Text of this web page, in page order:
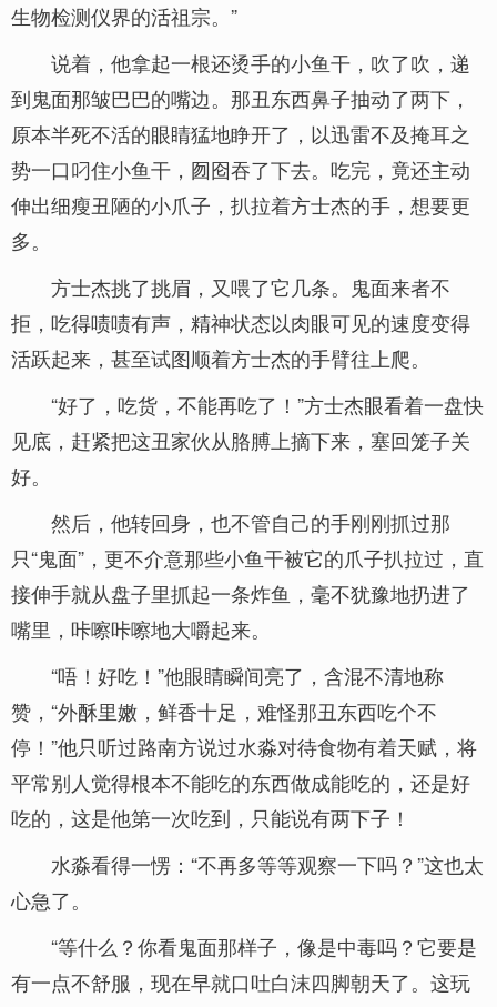
生物检测仪界的活祖宗。”
说着，他拿起一根还烫手的小鱼干，吹了吹，递
到鬼面那皱巴巴的嘴边。那丑东西鼻子抽动了两下，
原本半死不活的眼睛猛地睁开了，以迅雷不及掩耳之
势一口叼住小鱼干，囫囵吞了下去。吃完，竟还主动
伸出细瘦丑陋的小爪子，扒拉着方士杰的手，想要更
多。
方士杰挑了挑眉，又喂了它几条。鬼面来者不
拒，吃得啧啧有声，精神状态以肉眼可见的速度变得
活跃起来，甚至试图顺着方士杰的手臂往上爬。
“好了，吃货，不能再吃了！”方士杰眼看着一盘快
见底，赶紧把这丑家伙从胳膊上摘下来，塞回笼子关
好。
然后，他转回身，也不管自己的手刚刚抓过那
只“鬼面”，更不介意那些小鱼干被它的爪子扒拉过，直
接伸手就从盘子里抓起一条炸鱼，毫不犹豫地扔进了
嘴里，咔嚓咔嚓地大嚼起来。
“唔！好吃！”他眼睛瞬间亮了，含混不清地称
赞，“外酥里嫩，鲜香十足，难怪那丑东西吃个不
停！”他只听过路南方说过水淼对待食物有着天赋，将
平常别人觉得根本不能吃的东西做成能吃的，还是好
吃的，这是他第一次吃到，只能说有两下子！
水淼看得一愣：“不再多等等观察一下吗？”这也太
心急了。
“等什么？你看鬼面那样子，像是中毒吗？它要是
有一点不舒服，现在早就口吐白沫四脚朝天了。这玩